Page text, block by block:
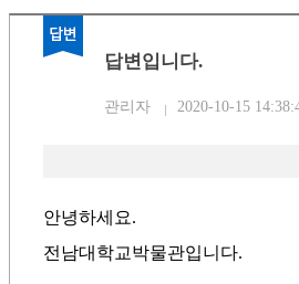
답변입니다.
관리자 2020-10-15
안녕하세요.
전남대학교박물관입니다.